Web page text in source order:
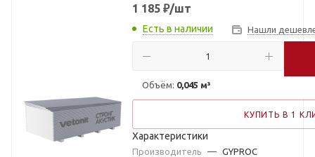
1 185 ₽/шт
Есть в наличии Нашли
Объём: 0,045 м³
КУПИТЬ В 1
Характеристики
Производитель — GYPROC